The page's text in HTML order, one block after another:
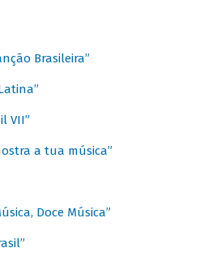
Brasileira”
VII”
a tua música”
Doce Música”